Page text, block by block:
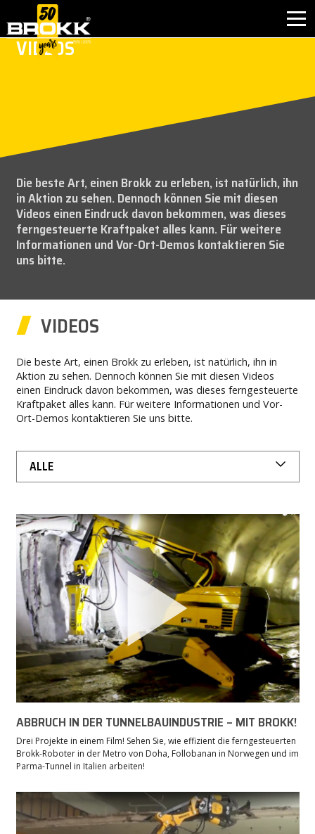
PARTNERPRODUKTE
KUNDENDIENST
KONTAKT
WARUM BROKK
UNTERNEHMEN
NEWS
PRESSE
KARRIERE
MY BROKK
SUCHEN
VIDEOS
Die beste Art, einen Brokk zu erleben, ist natürlich, ihn
in Aktion zu sehen. Dennoch können Sie mit diesen
Videos einen Eindruck davon bekommen, was dieses
ferngesteuerte Kraftpaket alles kann. Für weitere
Informationen und Vor-Ort-Demos kontaktieren Sie
uns bitte.
VIDEOS
Die beste Art, einen Brokk zu erleben, ist natürlich, ihn in
Aktion zu sehen. Dennoch können Sie mit diesen Videos
einen Eindruck davon bekommen, was dieses ferngesteuerte
Kraftpaket alles kann. Für weitere Informationen und Vor-
Ort-Demos kontaktieren Sie uns bitte.
ALLE
ABBRUCH IN DER TUNNELBAUINDUSTRIE – MIT BROKK!
Drei Projekte in einem Film! Sehen Sie, wie effizient die ferngesteuerten
Brokk-Roboter in der Metro von Doha, Follobanan in Norwegen und im
Parma-Tunnel in Italien arbeiten!